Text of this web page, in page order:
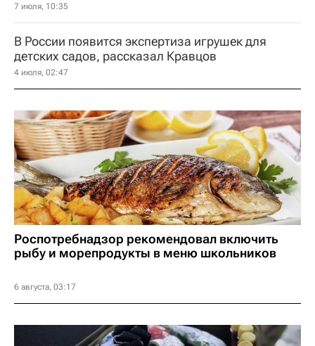
7 июля, 10:35
В России появится экспертиза игрушек для
детских садов, рассказал Кравцов
4 июля, 02:47
Роспотребнадзор рекомендовал включить
рыбу и морепродукты в меню школьников
6 августа, 03:17